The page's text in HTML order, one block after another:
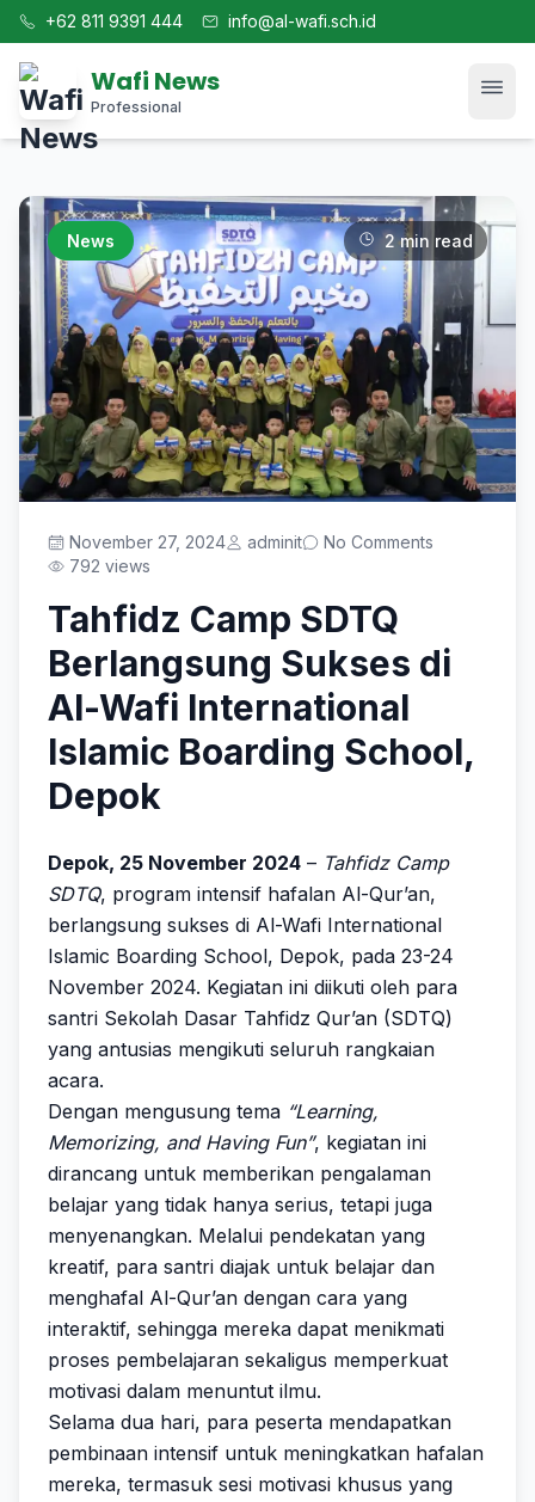
+62 811 9391 444 info@al-wafi.sch.id
Wafi News
Professional
Home
News
Tech
Blog
Kajian
Prestasi
Get Started
News 2 min read
November 27, 2024 adminit
No Comments
792 views
Tahfidz Camp SDTQ
Berlangsung Sukses di
Al-Wafi International
Islamic Boarding School,
Depok
Depok, 25 November 2024 – Tahfidz Camp
SDTQ, program intensif hafalan Al-Qur’an,
berlangsung sukses di Al-Wafi International
Islamic Boarding School, Depok, pada 23-24
November 2024. Kegiatan ini diikuti oleh para
santri Sekolah Dasar Tahfidz Qur’an (SDTQ)
yang antusias mengikuti seluruh rangkaian
acara.
Dengan mengusung tema “Learning,
Memorizing, and Having Fun”, kegiatan ini
dirancang untuk memberikan pengalaman
belajar yang tidak hanya serius, tetapi juga
menyenangkan. Melalui pendekatan yang
kreatif, para santri diajak untuk belajar dan
menghafal Al-Qur’an dengan cara yang
interaktif, sehingga mereka dapat menikmati
proses pembelajaran sekaligus memperkuat
motivasi dalam menuntut ilmu.
Selama dua hari, para peserta mendapatkan
pembinaan intensif untuk meningkatkan hafalan
mereka, termasuk sesi motivasi khusus yang